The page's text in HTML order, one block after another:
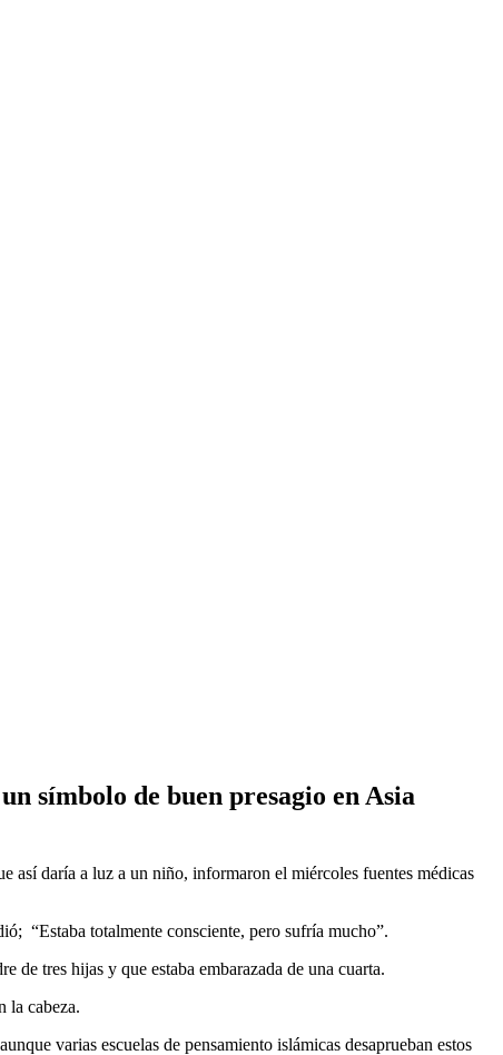
símbolo de buen presagio en Asia
así daría a luz a un niño, informaron el miércoles fuentes médicas
“Estaba totalmente consciente, pero sufría mucho”.
de tres hijas y que estaba embarazada de una cuarta.
la cabeza.
varias escuelas de pensamiento islámicas desaprueban estos